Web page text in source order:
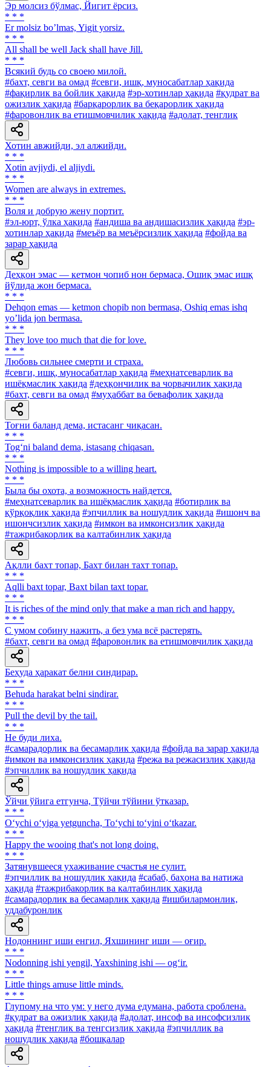
Эр молсиз бўлмас, Йигит ёрсиз.
* * *
Er molsiz boʼlmas, Yigit yorsiz.
* * *
All shall be well Jack shall have Jill.
* * *
Всякий будь со своею милой.
#бахт, севги ва омад #севги, ишқ, муносабатлар ҳақида
#фақирлик ва бойлик ҳақида #эр-хотинлар ҳақида #қудрат ва
ожизлик ҳақида #барқарорлик ва беқарорлик ҳақида
#фаровонлик ва етишмовчилик ҳақида #адолат, тенглик
Хотин авжийди, эл алжийди.
* * *
Xotin avjiydi, el aljiydi.
* * *
Women are always in extremes.
* * *
Воля и добрую жену портит.
#эл-юрт, ўлка ҳақида #андиша ва андишасизлик ҳақида #эр-
хотинлар ҳақида #меъёр ва меъёрсизлик ҳақида #фойда ва
зарар ҳақида
Деҳқон эмас — кетмон чопиб нон бермаса, Ошиқ эмас ишқ
йўлида жон бермаса.
* * *
Dehqon emas — ketmon chopib non bermasa, Oshiq emas ishq
yoʼlida jon bermasa.
* * *
They love too much that die for love.
* * *
Любовь сильнее смерти и страха.
#севги, ишқ, муносабатлар ҳақида #меҳнатсеварлик ва
ишёқмаслик ҳақида #деҳқончилик ва чорвачилик ҳақида
#бахт, севги ва омад #муҳаббат ва бевафолик ҳақида
Тоғни баланд дема, истасанг чиқасан.
* * *
Tog‘ni baland dema, istasang chiqasan.
* * *
Nothing is impossible to a willing heart.
* * *
Была бы охота, а возможность найдется.
#меҳнатсеварлик ва ишёқмаслик ҳақида #ботирлик ва
қўрқоқлик ҳақида #эпчиллик ва ношудлик ҳақида #ишонч ва
ишончсизлик ҳақида #имкон ва имконсизлик ҳақида
#тажрибакорлик ва калтабинлик ҳақида
Ақлли бахт топар, Бахт билан тахт топар.
* * *
Aqlli baxt topar, Baxt bilan taxt topar.
* * *
It is riches of the mind only that make a man rich and happy.
* * *
С умом собину нажить, а без ума всё растерять.
#бахт, севги ва омад #фаровонлик ва етишмовчилик ҳақида
Беҳуда ҳаракат белни синдирар.
* * *
Behuda harakat belni sindirar.
* * *
Pull the devil by the tail.
* * *
He буди лиха.
#самарадорлик ва бесамарлик ҳақида #фойда ва зарар ҳақида
#имкон ва имконсизлик ҳақида #режа ва режасизлик ҳақида
#эпчиллик ва ношудлик ҳақида
Ўйчи ўйига етгунча, Тўйчи тўйини ўтказар.
* * *
O‘ychi o‘yiga yetguncha, To‘ychi to‘yini o‘tkazar.
* * *
Happy the wooing that's not long doing.
* * *
Затянувшееся ухаживание счастья не сулит.
#эпчиллик ва ношудлик ҳақида #сабаб, баҳона ва натижа
ҳақида #тажрибакорлик ва калтабинлик ҳақида
#самарадорлик ва бесамарлик ҳақида #ишбилармонлик,
уддабуронлик
Нодоннинг иши енгил, Яхшининг иши — оғир.
* * *
Nodonning ishi yengil, Yaxshining ishi — og‘ir.
* * *
Little things amuse little minds.
* * *
Глупому на что ум: у него дума eдумана, работа сроблена.
#қудрат ва ожизлик ҳақида #адолат, инсоф ва инсофсизлик
ҳақида #тенглик ва тенгсизлик ҳақида #эпчиллик ва
ношудлик ҳақида #бошқалар